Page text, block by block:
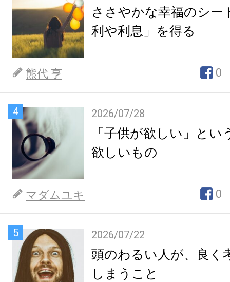
ささやかな幸福のシー
利や利息」を得る
熊代 亨 0
4 2026/07/28
「子供が欲しい」とい
欲しいもの
マダムユキ 0
5 2026/07/22
頭のわるい人が、良く
しまうこと